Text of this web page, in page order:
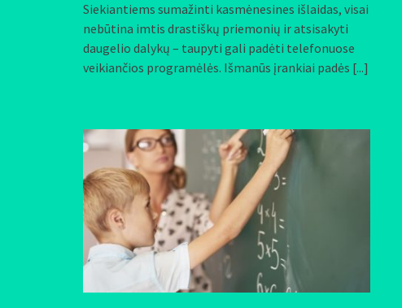
Siekiantiems sumažinti kasmėnesines išlaidas, visai
nebūtina imtis drastiškų priemonių ir atsisakyti
daugelio dalykų – taupyti gali padėti telefonuose
veikiančios programėlės. Išmanūs įrankiai padės [...]